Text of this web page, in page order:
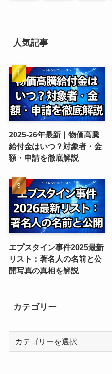
人気記事
2025-26年最新｜物価高騰
給付金はいつ？対象者・金
額・申請を徹底解説
エプスタイン事件2025最新
リスト：著名人の名前と公
開写真の真相を解説
カテゴリー